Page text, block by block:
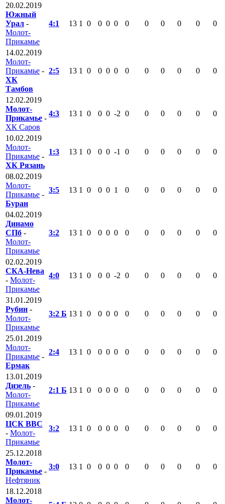
20.02.2019
Южный
Урал -
Молот-
Прикамье
4:1 13 1 0 0 0 0 0 0 0 0 0 0
14.02.2019
Молот-
Прикамье -
ХК
Тамбов
2:5 13 1 0 0 0 0 0 0 0 0 0 0
12.02.2019
Молот-
Прикамье -
ХК Саров
4:3 13 1 0 0 0 -2 0 0 0 0 0 0
10.02.2019
Молот-
Прикамье -
ХК Рязань
1:3 13 1 0 0 0 -1 0 0 0 0 0 0
08.02.2019
Молот-
Прикамье -
Буран
3:5 13 1 0 0 0 1 0 0 0 0 0 0
04.02.2019
Динамо
СПб -
Молот-
Прикамье
3:2 13 1 0 0 0 0 0 0 0 0 0 0
02.02.2019
СКА-Нева
- Молот-
Прикамье
4:0 13 1 0 0 0 -2 0 0 0 0 0 0
31.01.2019
Рубин -
Молот-
Прикамье
3:2 Б 13 1 0 0 0 0 0 0 0 0 0 0
25.01.2019
Молот-
Прикамье -
Ермак
2:4 13 1 0 0 0 0 0 0 0 0 0 0
13.01.2019
Дизель -
Молот-
Прикамье
2:1 Б 13 1 0 0 0 0 0 0 0 0 0 0
09.01.2019
ЦСК ВВС
- Молот-
Прикамье
3:2 13 1 0 0 0 0 0 0 0 0 0 0
25.12.2018
Молот-
Прикамье -
Нефтяник
3:0 13 1 0 0 0 0 0 0 0 0 0 0
18.12.2018
Молот-